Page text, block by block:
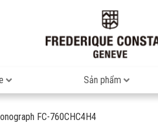
Sản phẩm
FC-760CHC4H4